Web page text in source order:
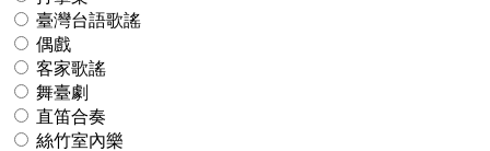
臺灣台語歌謠
偶戲
客家歌謠
舞臺劇
直笛合奏
絲竹室內樂